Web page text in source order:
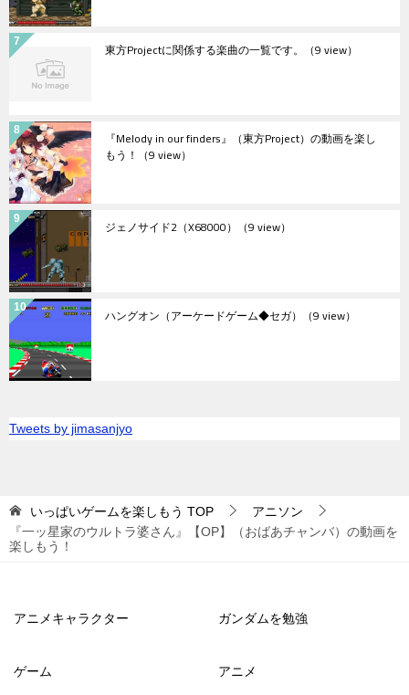
東方Projectに関係する楽曲の一覧です。 （9 view）
『Melody in our finders』（東方Project）の動画を楽し
もう！ （9 view）
ジェノサイド2（X68000） （9 view）
ハングオン（アーケードゲーム◆セガ） （9 view）
Tweets by jimasanjyo
いっぱいゲームを楽しもう TOP
アニソン
『一ッ星家のウルトラ婆さん』【OP】（おばあチャンバ）の動画を
楽しもう！
アニメキャラクター ガンダムを勉強
ゲーム アニメ